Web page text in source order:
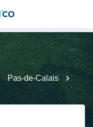
Pas-de-Calais